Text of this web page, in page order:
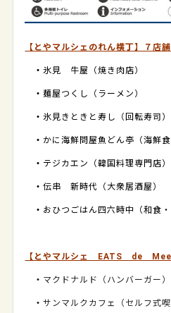
【とやマルシェのれん横丁】７店舗
・氷見 牛屋（焼き肉店）
・麺屋つくし（ラーメン）
・氷見きときと寿し（回転寿司）
・ かに海鮮問屋魚どん亭（海鮮食
・ テジカエン（韓国料理専門店）
・伝串 新時代（大衆居酒屋）
・ おひつごはん四六時中（和食・
【とやマルシェ EATS de
・ マクドナルド（ハンバーガー）
・サンマルクカフェ（セルフ式喫